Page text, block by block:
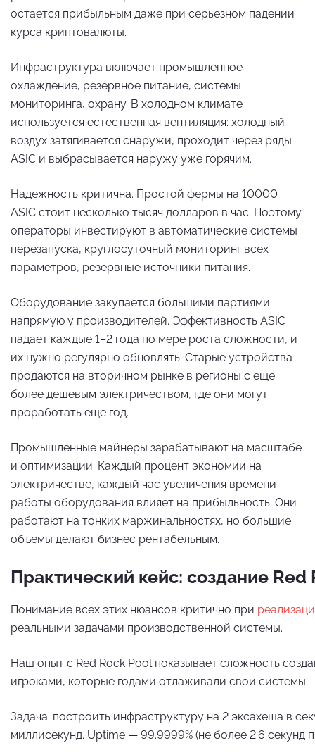
остается прибыльным даже при серьезном падении
курса криптовалюты.
Инфраструктура включает промышленное
охлаждение, резервное питание, системы
мониторинга, охрану. В холодном климате
используется естественная вентиляция: холодный
воздух затягивается снаружи, проходит через ряды
ASIC и выбрасывается наружу уже горячим.
Надежность критична. Простой фермы на 10000
ASIC стоит несколько тысяч долларов в час. Поэтому
операторы инвестируют в автоматические системы
перезапуска, круглосуточный мониторинг всех
параметров, резервные источники питания.
Оборудование закупается большими партиями
напрямую у производителей. Эффективность ASIC
падает каждые 1–2 года по мере роста сложности, и
их нужно регулярно обновлять. Старые устройства
продаются на вторичном рынке в регионы с еще
более дешевым электричеством, где они могут
проработать еще год.
Промышленные майнеры зарабатывают на масштабе
и оптимизации. Каждый процент экономии на
электричестве, каждый час увеличения времени
работы оборудования влияет на прибыльность. Они
работают на тонких маржинальностях, но большие
объемы делают бизнес рентабельным.
Практический кейс: создание Red
Понимание всех этих нюансов критично при
реальными задачами производственной системы.
Наш опыт с Red Rock Pool показывает сложность
игроками, которые годами отлаживали свои системы.
Задача: построить инфраструктуру на 2 эксахеша в
миллисекунд. Uptime — 99.9999% (не более 2.6 секунд